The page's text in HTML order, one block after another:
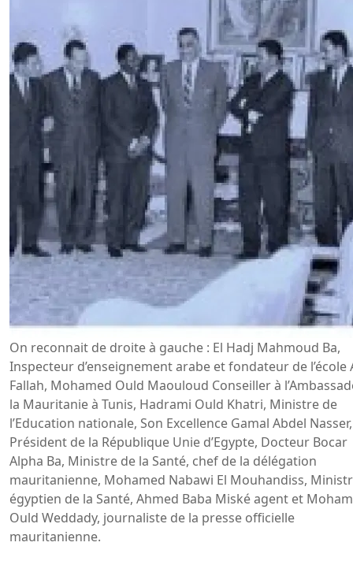
On reconnait de droite à gauche : El Hadj Mahmoud Ba,
Inspecteur d’enseignement arabe et fondateur de l’école
Fallah, Mohamed Ould Maouloud Conseiller à
la Mauritanie à Tunis, Hadrami Ould Khatri, Ministre de
l’Education nationale, Son Excellence Gamal Abdel Nasser,
Président de la République Unie d’Egypte, Docteur Bocar
Alpha Ba, Ministre de la Santé, chef de la délégation
mauritanienne, Mohamed Nabawi El Mouhandiss,
égyptien de la Santé, Ahmed Baba Miské agent et
Ould Weddady, journaliste de la presse officielle
mauritanienne.